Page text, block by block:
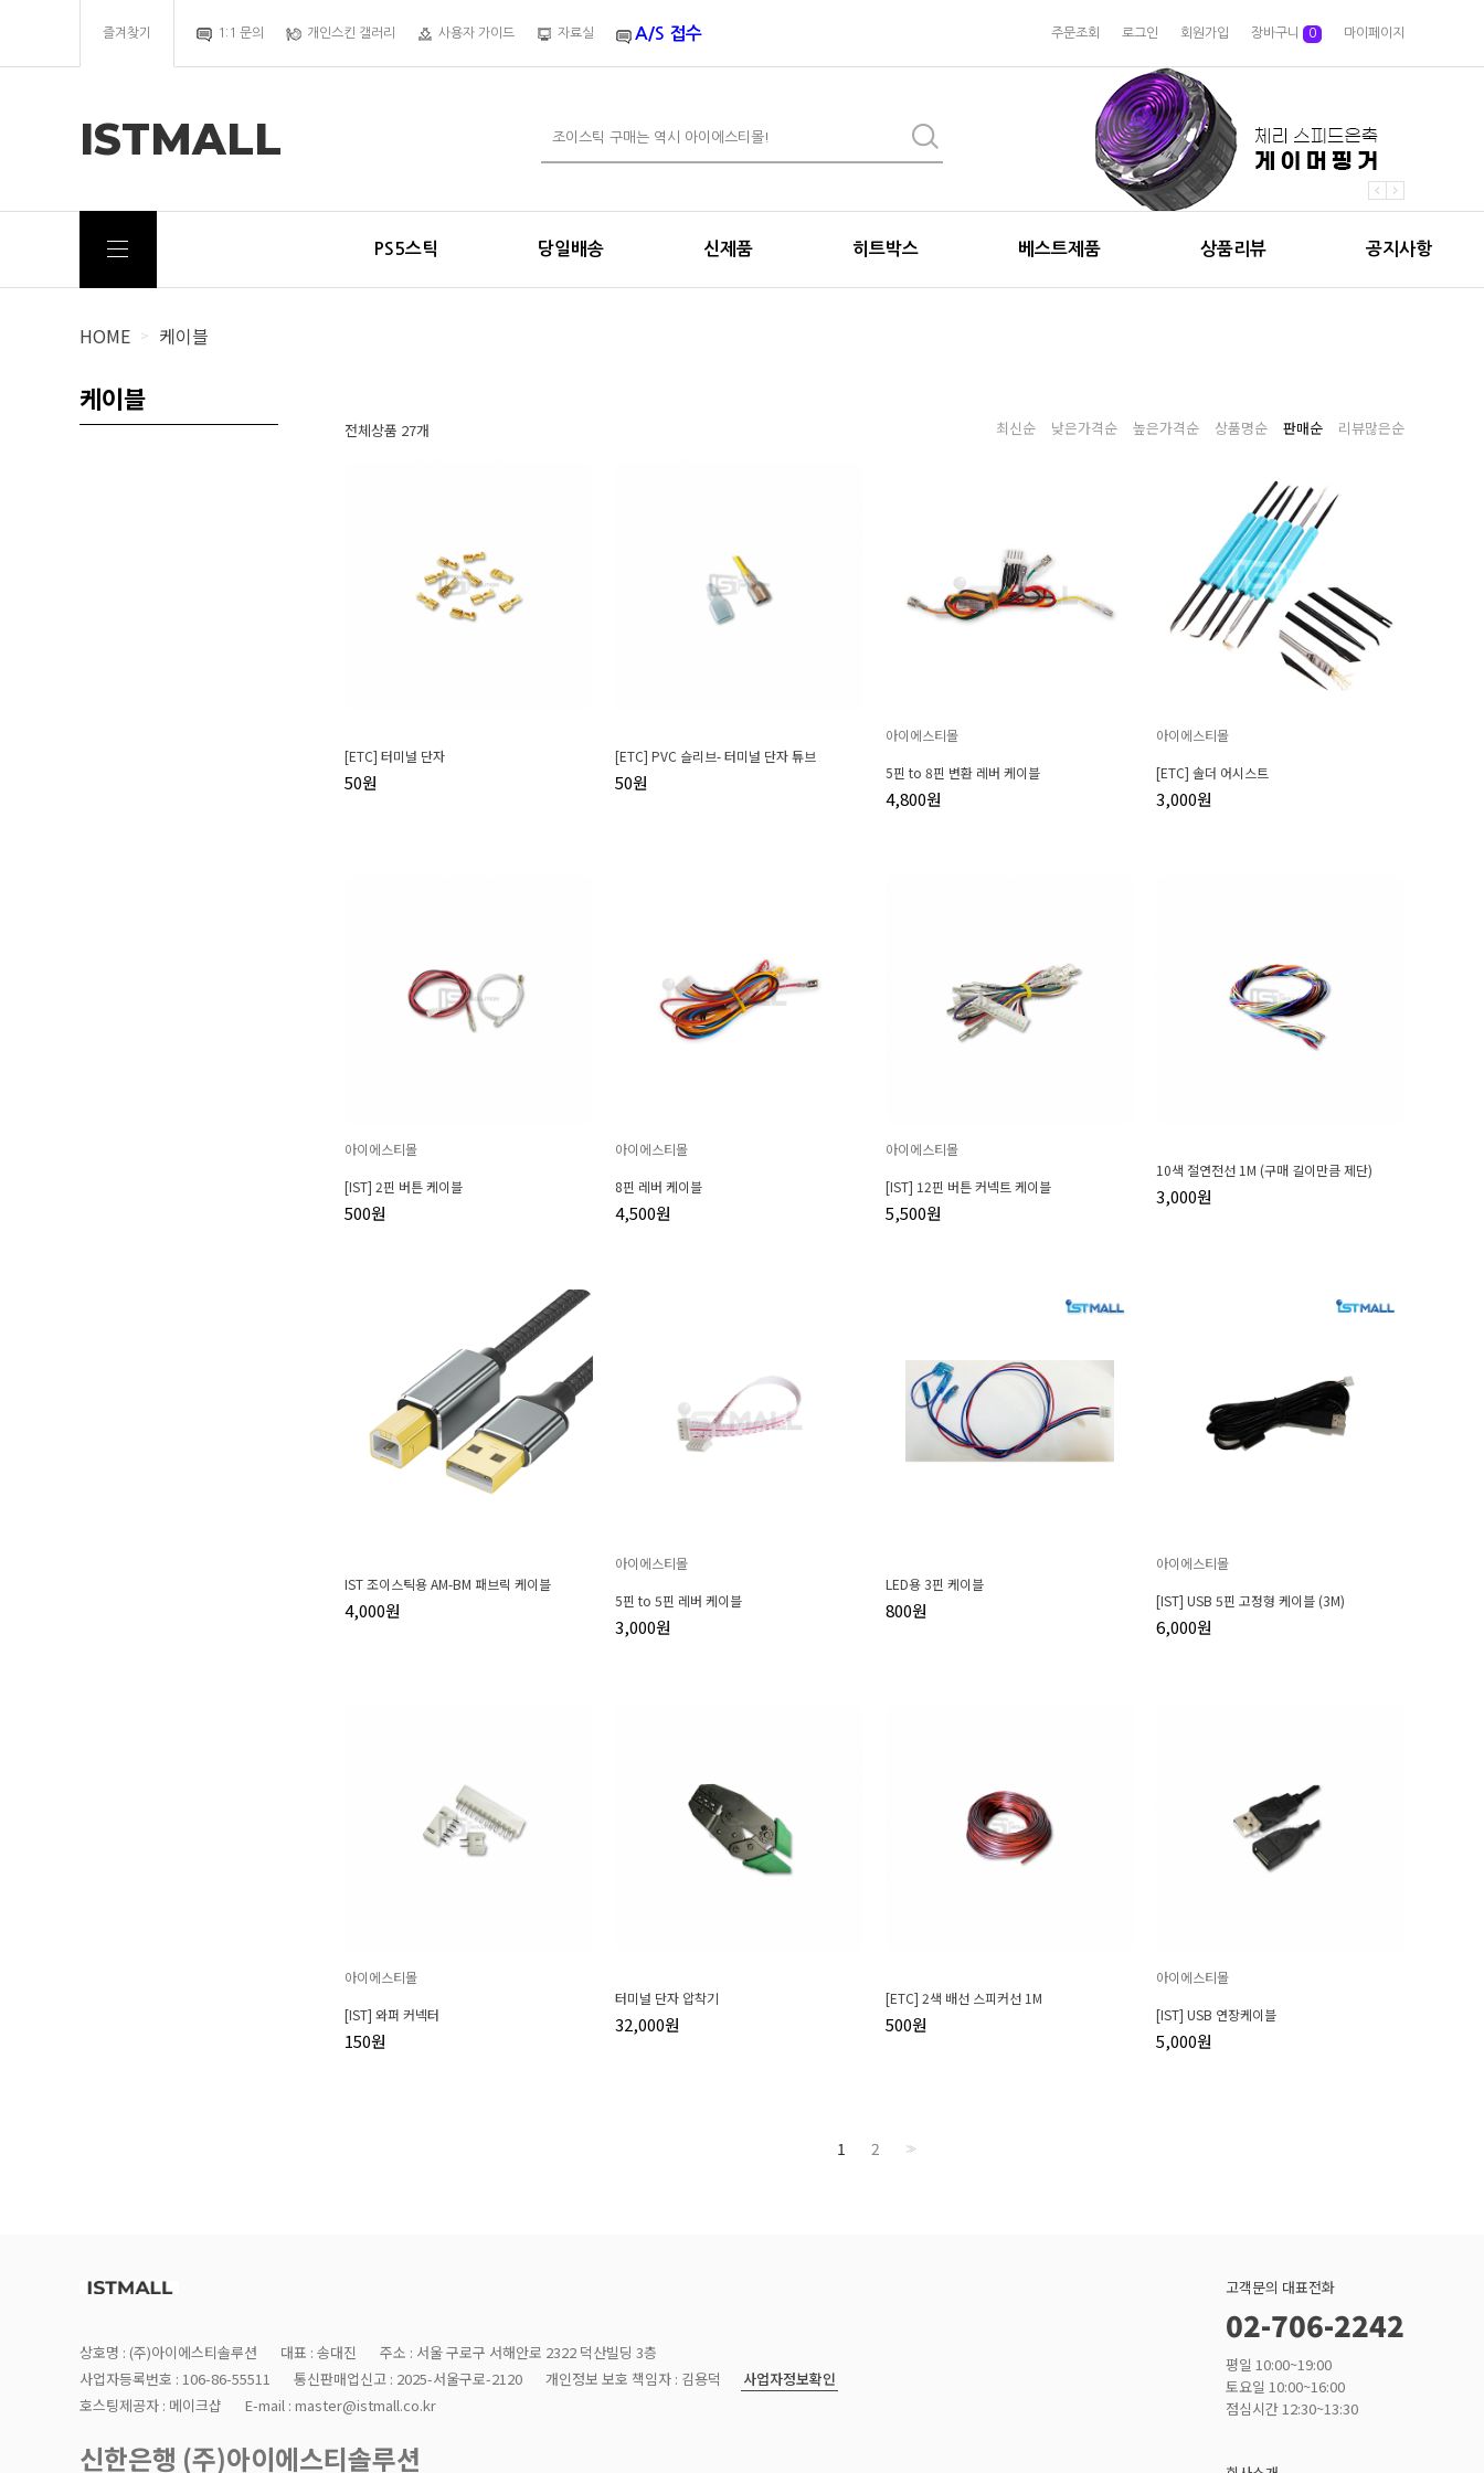
즐겨찾기 1:1 문의 개인스킨 갤러리 사용자 가이드 자료실 A/S 접수 주문조회 로그인 회원가입 장바구니 0 마이페이지
ISTMALL
PS5스틱 당일배송 신제품 히트박스 베스트제품 상품리뷰 공지사항
HOME > 케이블
케이블
전체상품 27개 최신순 낮은가격순 높은가격순 상품명순 판매순 리뷰많은순
[ETC] 터미널 단자
50원
[ETC] PVC 슬리브- 터미널 단자 튜브
50원
아이에스티몰
5핀 to 8핀 변환 레버 케이블
4,800원
아이에스티몰
[ETC] 솔더 어시스트
3,000원
아이에스티몰
[IST] 2핀 버튼 케이블
500원
아이에스티몰
8핀 레버 케이블
4,500원
아이에스티몰
[IST] 12핀 버튼 커넥트 케이블
5,500원
10색 절연전선 1M (구매 길이만큼 제단)
3,000원
IST 조이스틱용 AM-BM 패브릭 케이블
4,000원
아이에스티몰
5핀 to 5핀 레버 케이블
3,000원
LED용 3핀 케이블
800원
아이에스티몰
[IST] USB 5핀 고정형 케이블 (3M)
6,000원
아이에스티몰
[IST] 와퍼 커넥터
150원
터미널 단자 압착기
32,000원
[ETC] 2색 배선 스피커선 1M
500원
아이에스티몰
[IST] USB 연장케이블
5,000원
1 2 >>
상호명 : (주)아이에스티솔루션 대표 : 송대진
주소 : 서울 구로구 서해안로 2322 덕산빌딩 3층
사업자등록번호 : 106-86-55511
통신판매업신고 : 2025-서울구로-2120 개인정보 보호 책임자 : 김용덕
사업자정보확인
호스팅제공자 : 메이크샵
E-mail : master@istmall.co.kr
신한은행 (주)아이에스티솔루션
고객문의 대표전화
02-706-2242
평일 10:00~19:00
토요일 10:00~16:00
점심시간 12:30~13:30